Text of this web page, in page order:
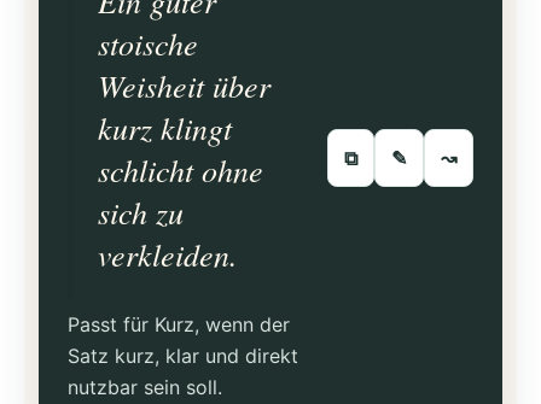
stoische
Weisheit über
kurz klingt
schlicht ohne
sich zu
verkleiden.
Passt für Kurz, wenn der
Satz kurz, klar und direkt
nutzbar sein soll.
⧉ ✎ ↝